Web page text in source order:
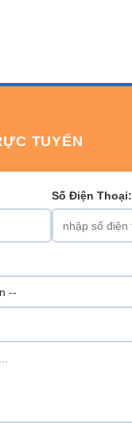
TUYẾN
Số Điện Thoại: